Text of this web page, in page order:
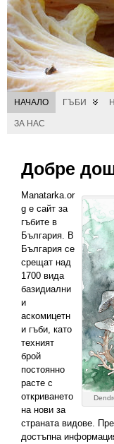
НАЧАЛО ГЪБИ
ЗА НАС
Добре
Manatarka.or
g е сайт за
гъбите в
България. В
България се
срещат над
1700 вида
базидиални
и
аскомицетн
и гъби, като
техният
брой
постоянно
расте с
откриването
на нови за
страната видове.
достъпна